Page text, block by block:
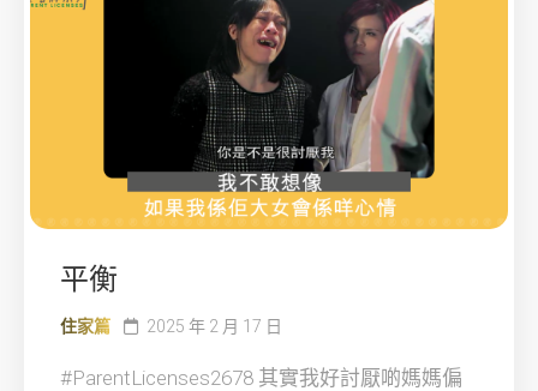
平衡
住家篇 2025 年 2 月 17 日
#ParentLicenses2678 其實我好討厭啲媽媽偏